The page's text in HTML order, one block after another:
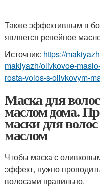
Также эффективным в
является репейное
Источник: https://
makiyazh/olivkovoe-
rosta-volos-s-olivkovym-
Маска для
маслом дома.
маски для
маслом
Чтобы маска с
эффект, нужно
волосами правильно.